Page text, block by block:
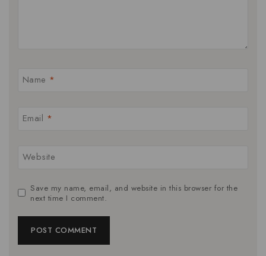
Name *
Email *
Website
Save my name, email, and website in this browser for the
next time I comment.